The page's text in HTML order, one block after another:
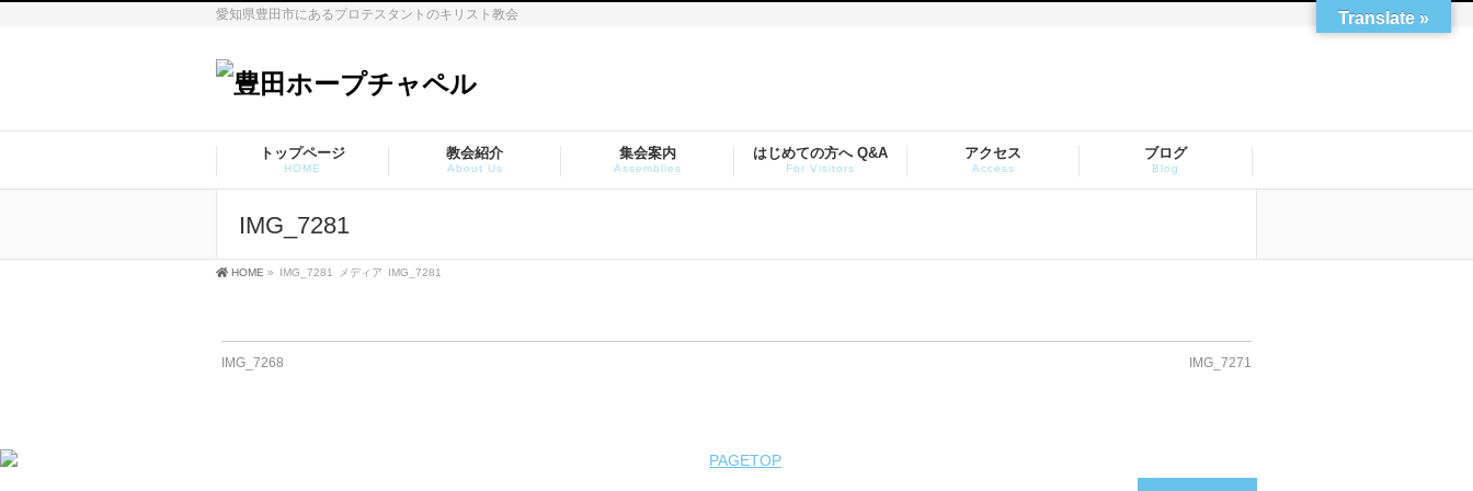
愛知県豊田市にあるプロテスタントのキリスト教会
トップページ
HOME
教会紹介
About Us
集会案内
Assemblies
はじめての方へ Q&A
For Visitors
アクセス
Access
ブログ
Blog
IMG_7281
HOME » IMG_7281 メディア IMG_7281
IMG_7268 IMG_7271
Translate »